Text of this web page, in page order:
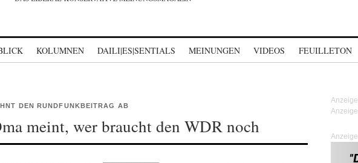
KOLUMNEN DAILI|ES|SENTIALS MEINUNGEN VIDEOS FEUILLETON
DEN RUNDFUNKBEITRAG AB
meint, wer braucht den WDR noch Anzeige